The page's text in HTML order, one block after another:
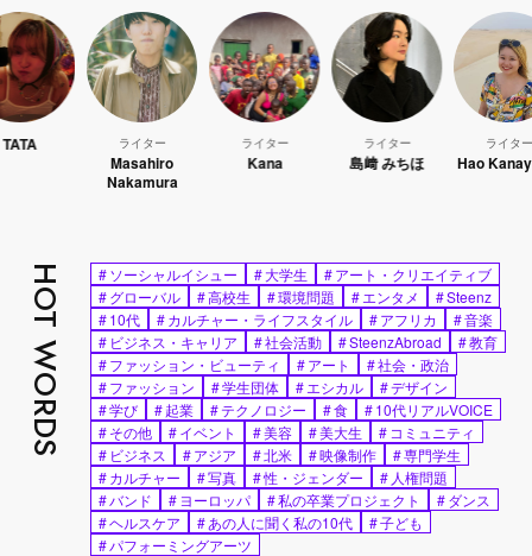
Masahiro
Nakamura
島﨑 みちほ Hao Kanayama
HOT WORDS #ソーシャルイシュー #大学生 #アート・クリエイティブ
#グローバル #高校生 #環境問題 #エンタメ #Steenz
#10代 #カルチャー・ライフスタイル #アフリカ #音楽
# ビジネス・キャリア #社会活動 #SteenzAbroad #教育
#ファッション・ビューティ #アート #社会・政治
#ファッション #学生団体 #エシカル #デザイン
#学び #起業 #テクノロジー #食 #10代リアルVOICE
#その他 #イベント #美容 #美大生 # コミュニティ
# ビジネス #アジア #北米 #映像制作 #専門学生
#カルチャー #写真 #性・ジェンダー # 人権問題
#バンド #ヨーロッパ #私の卒業プロジェクト #ダンス
#ヘルスケア #あの人に聞く私の10代 #子ども
#パフォーミングアーツ